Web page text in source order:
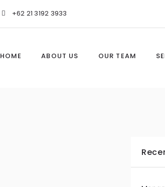
+62 21 3192 3933
HOME ABOUT US OUR TEAM